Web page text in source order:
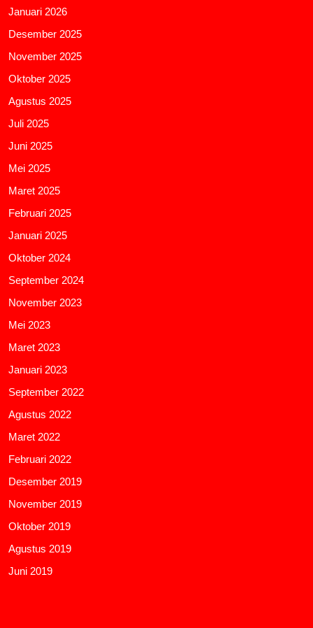
Januari 2026
Desember 2025
November 2025
Oktober 2025
Agustus 2025
Juli 2025
Juni 2025
Mei 2025
Maret 2025
Februari 2025
Januari 2025
Oktober 2024
September 2024
November 2023
Mei 2023
Maret 2023
Januari 2023
September 2022
Agustus 2022
Maret 2022
Februari 2022
Desember 2019
November 2019
Oktober 2019
Agustus 2019
Juni 2019